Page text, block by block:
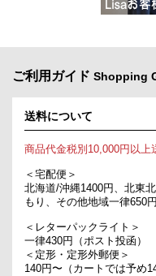
ご利用ガイド Shopping
送料について
商品代金税別10,000円以
＜宅配便＞
北海道/沖縄1400円、北東
もり、その他地域一律650円
＜レターパックライト＞
一律430円（ポスト投函）
＜定形・定形外郵便＞
140円〜（カートでは予め